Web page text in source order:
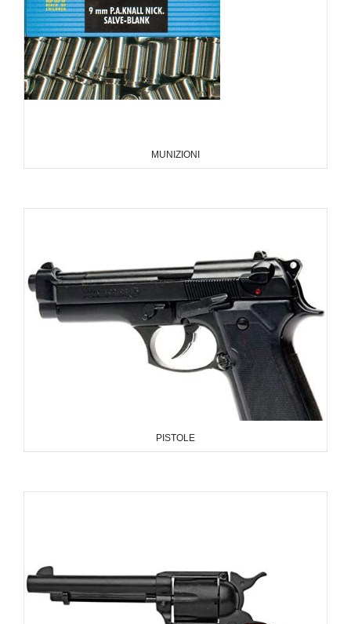
MUNIZIONI
PISTOLE